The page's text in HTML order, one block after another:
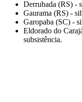
Derrubada (RS) -
Gaurama (RS) -
Garopaba (SC) -
Eldorado do
subsistência.